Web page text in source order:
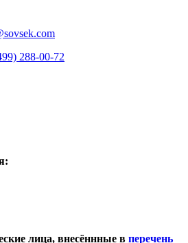
288-00-72
лица, внесённные в перечень